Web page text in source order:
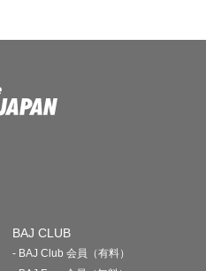
BAJ CLUB
- BAJ Club 会員（有料）